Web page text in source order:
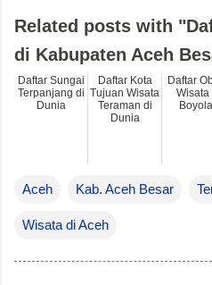
Aceh Kab. Aceh Besar
Wisata di Aceh
Related posts with
di Kabupaten Aceh
Daftar Sungai
Terpanjang di
Dunia
Daftar Kota
Tujuan Wisata
Teraman di
Dunia
Daftar
Wisata